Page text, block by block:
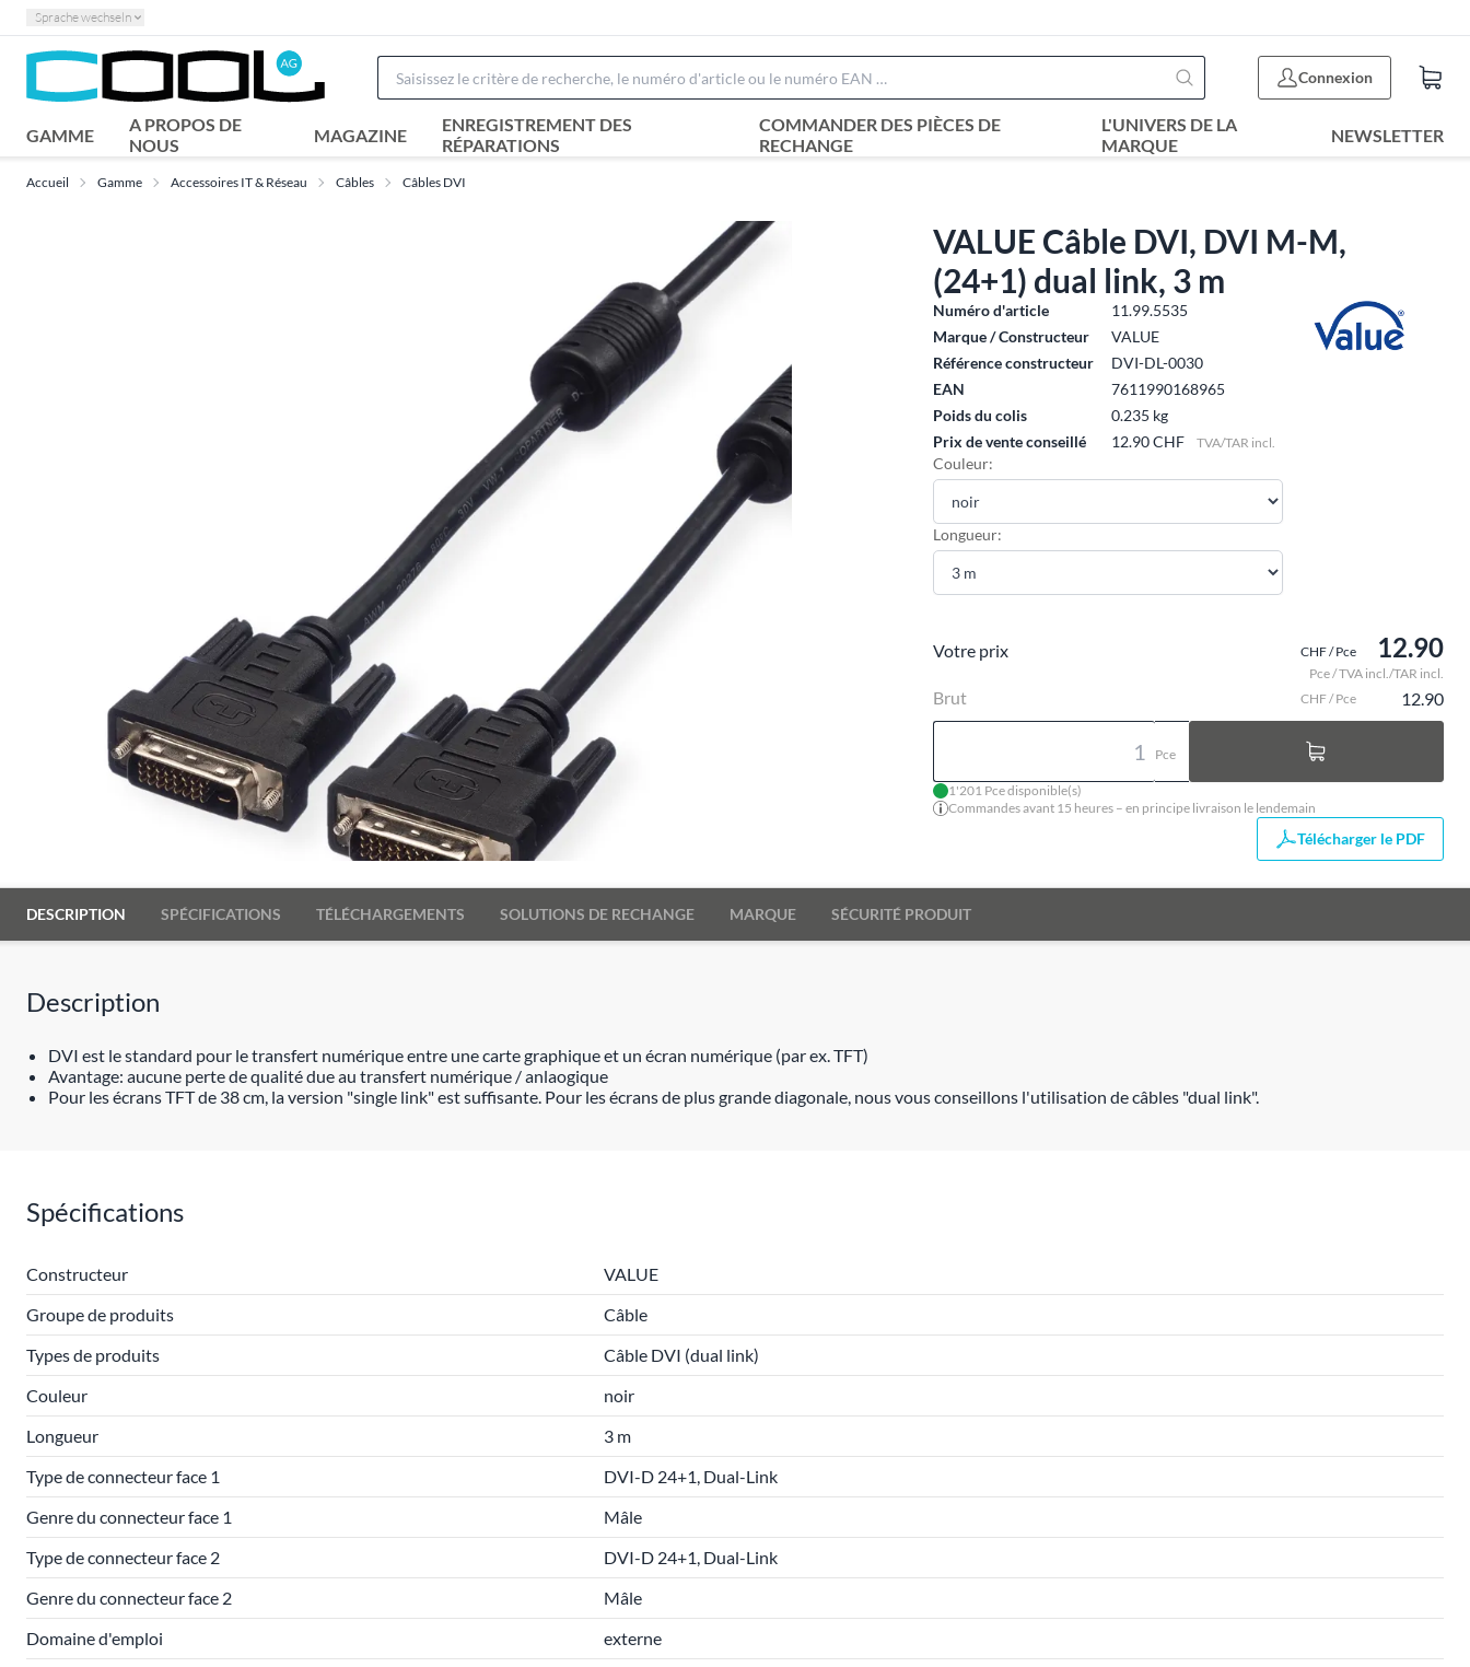
Sprache wechseln
Connexion
GAMME
A PROPOS DE
NOUS
MAGAZINE
ENREGISTREMENT DES
RÉPARATIONS
COMMANDER DES PIÈCES DE
RECHANGE
L'UNIVERS DE LA
MARQUE
NEWSLETTER
Accueil Gamme Accessoires IT & Réseau Câbles Câbles DVI
VALUE Câble DVI, DVI M-M,
(24+1) dual link, 3 m
Numéro d'article
11.99.5535
Marque / Constructeur
VALUE
Référence constructeur
DVI-DL-0030
EAN
7611990168965
Poids du colis
0.235 kg
Prix de vente conseillé
12.90 CHF TVA/TAR incl.
Couleur:
Longueur:
Votre prix CHF / Pce 12.90
Pce / TVA incl./TAR incl.
Brut CHF / Pce 12.90
Pce
1'201 Pce disponible(s)
Commandes avant 15 heures – en principe livraison le lendemain
Télécharger le PDF
DESCRIPTION SPÉCIFICATIONS TÉLÉCHARGEMENTS SOLUTIONS DE RECHANGE MARQUE SÉCURITÉ PRODUIT
Description
DVI est le standard pour le transfert numérique entre une carte graphique et un écran numérique (par ex. TFT)
Avantage: aucune perte de qualité due au transfert numérique / anlaogique
Pour les écrans TFT de 38 cm, la version "single link" est suffisante. Pour les écrans de plus grande diagonale, nous vous conseillons l'utilisation de câbles "dual link".
Spécifications
Constructeur
VALUE
Groupe de produits
Câble
Types de produits
Câble DVI (dual link)
Couleur
noir
Longueur
3 m
Type de connecteur face 1
DVI-D 24+1, Dual-Link
Genre du connecteur face 1
Mâle
Type de connecteur face 2
DVI-D 24+1, Dual-Link
Genre du connecteur face 2
Mâle
Domaine d'emploi
externe